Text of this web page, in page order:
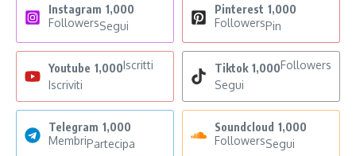
Instagram 1,000
FollowersSegui
Pinterest 1,000
FollowersPin
Youtube 1,000Iscritti
Iscriviti
Tiktok 1,000Followers
Segui
Telegram 1,000
MembriPartecipa
Soundcloud 1,000
FollowersSegui